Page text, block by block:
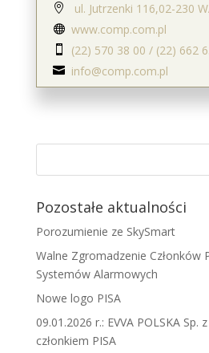
 ul. Jutrzenki 116,02-230
 www.comp.com.pl
 (22) 570 38 00 / (22) 662
 info@comp.com.pl
Pozostałe aktualności
Porozumienie ze SkySmart
Walne Zgromadzenie Członków
Systemów Alarmowych
Nowe logo PISA
09.01.2026 r.: EVVA POLSKA Sp.
członkiem PISA